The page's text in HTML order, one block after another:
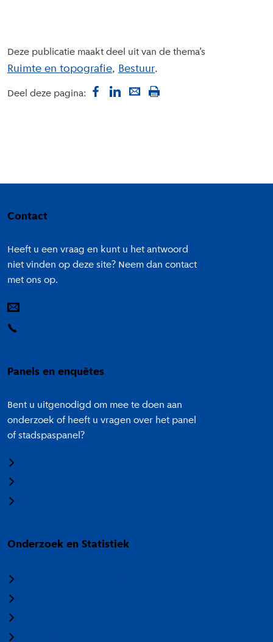
Deze publicatie maakt deel uit van de thema’s
Ruimte en topografie Bestuur
Deel deze pagina:
Contact
Heeft u een vraag en kunt u het antwoord
niet vinden op deze site? Neem dan contact
met ons op.
Panels en enquêtes
Bent u uitgenodigd om mee te doen aan
onderzoek of heeft u vragen over het panel
of stadspaspanel?
Onderzoek en Statistiek